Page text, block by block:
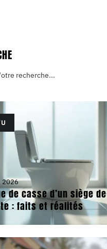
2026
de casse d’un siège de
: faits et réalités